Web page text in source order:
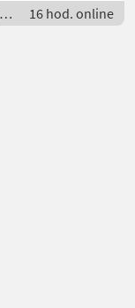
16 hod. online